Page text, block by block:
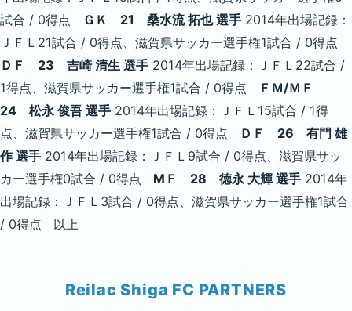
試合 / 0得点
ＧＫ 21 桑水流 拓也 選手 2014年出場記録：
ＪＦＬ21試合 / 0得点、滋賀県サッカー選手権1試合 / 0得点
ＤＦ 23 吉崎 清生 選手 2014年出場記録：ＪＦＬ22試合 /
1得点、滋賀県サッカー選手権1試合 / 0得点
ＦＭ/ＭＦ
24 松永 俊吾 選手 2014年出場記録：ＪＦＬ15試合 / 1得
点、滋賀県サッカー選手権1試合 / 0得点
ＤＦ 26 有門 雄
作 選手 2014年出場記録：ＪＦＬ9試合 / 0得点、滋賀県サッ
カー選手権0試合 / 0得点 MＦ 28 徳永 大輝 選手 2014年
出場記録：ＪＦＬ3試合 / 0得点、滋賀県サッカー選手権1試合
/ 0得点 以上
Reilac Shiga FC PARTNERS